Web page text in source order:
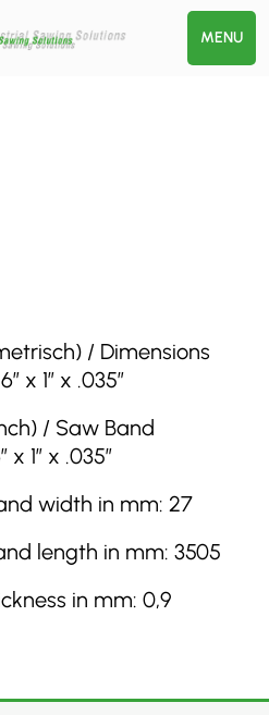
MENU
/ Dimensions
x 1″ x .035″
/ Saw Band
x 1″ x .035″
width in mm: 27
length in mm: 3505
in mm: 0,9